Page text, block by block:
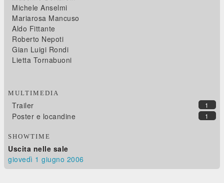
Michele Anselmi
Mariarosa Mancuso
Aldo Fittante
Roberto Nepoti
Gian Luigi Rondi
Lietta Tornabuoni
MULTIMEDIA
1
Trailer
1
Poster e locandine
SHOWTIME
Uscita nelle sale
giovedì 1 giugno 2006